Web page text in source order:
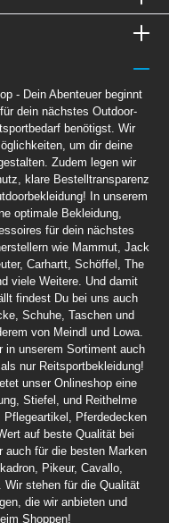
- Dein Abenteuer beginnt
dein nächstes Outdoor-
benötigst. Wir
um dir deine
Zudem legen wir
klare Bestelltransparenz
In unserem
optimale Bekleidung,
für dein nächstes
wie Mammut, Jack
Carhartt, Schöffel, The
viele Weitere. Und damit
findest Du bei uns auch
Schuhe, Taschen und
von Meindl und Lowa.
in unserem Sortiment auch
nur Reitsportbekleidung!
unser Onlineshop eine
Stiefel, und Reithelme
Pferdedecken
auf beste Qualität bei
auch für die besten Marken
Pikeur, Cavallo,
Wir stehen für die Qualität
die wir anbieten und
Shoppen!